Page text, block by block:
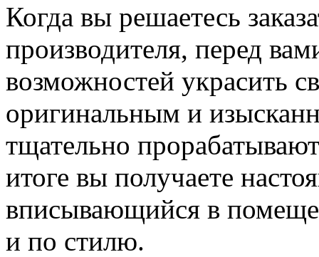
Когда вы решаетесь
производителя, перед
возможностей украсить
оригинальным и
тщательно
итоге вы получаете
вписывающийся в
и по стилю.